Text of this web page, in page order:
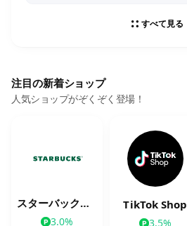
すべて見る
注目の新着ショップ
人気ショップがぞくぞく登場！
スターバックス公式オンラインストア
3.0%
TikTok Shop
3.5%